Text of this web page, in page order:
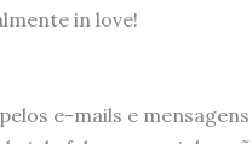
in love!
e-mails e